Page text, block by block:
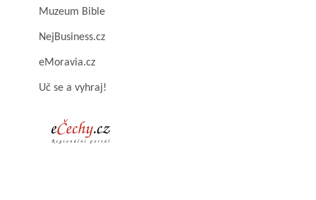
Muzeum Bible
NejBusiness.cz
eMoravia.cz
Uč se a vyhraj!